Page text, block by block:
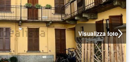
Visualizza foto